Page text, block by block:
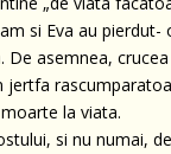
si Eva au pierdut-
asemnea,
jertfa
la viata.
si nu numai,